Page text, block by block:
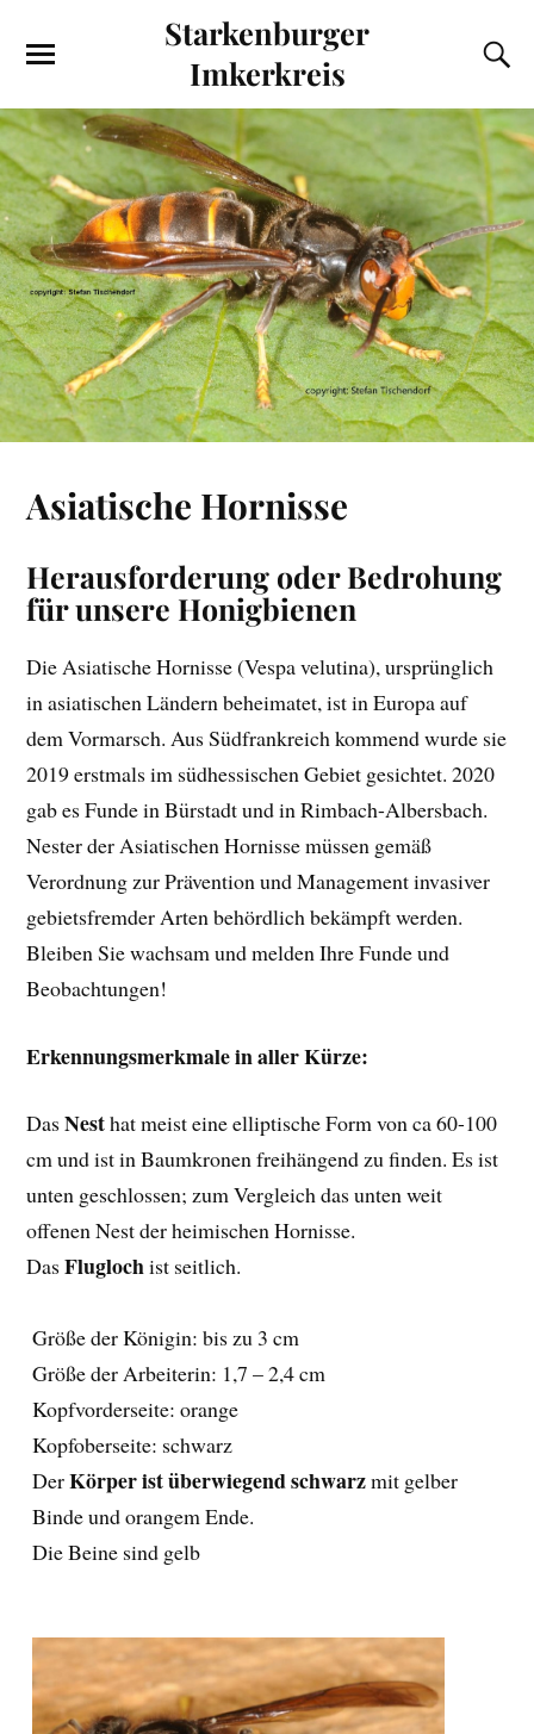
Starkenburger
Imkerkreis
Asiatische Hornisse
Herausforderung oder Bedrohung
für unsere Honigbienen
Die Asiatische Hornisse (Vespa velutina), ursprünglich
in asiatischen Ländern beheimatet, ist in Europa auf
dem Vormarsch. Aus Südfrankreich kommend wurde sie
2019 erstmals im südhessischen Gebiet gesichtet. 2020
gab es Funde in Bürstadt und in Rimbach-Albersbach.
Nester der Asiatischen Hornisse müssen gemäß
Verordnung zur Prävention und Management invasiver
gebietsfremder Arten behördlich bekämpft werden.
Bleiben Sie wachsam und melden Ihre Funde und
Beobachtungen!
Erkennungsmerkmale in aller Kürze:
DasNesthat meist eine elliptische Form von ca 60-100
cm und ist in Baumkronen freihängend zu finden. Es ist
unten geschlossen; zum Vergleich das unten weit
offenen Nest der heimischen Hornisse.
DasFluglochist seitlich.
Größe der Königin: bis zu 3 cm
Größe der Arbeiterin: 1,7 – 2,4 cm
Kopfvorderseite: orange
Kopfoberseite: schwarz
DerKörper ist überwiegend schwarzmit gelber
Binde und orangem Ende.
Die Beine sind gelb